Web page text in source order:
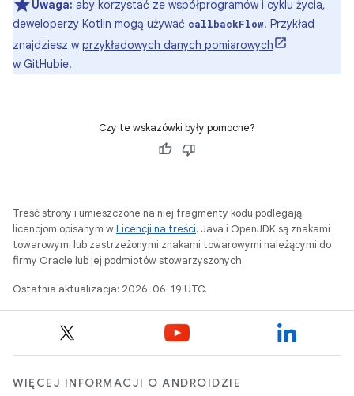
Uwaga: aby korzystać ze współprogramów i cyklu życia,
deweloperzy Kotlin mogą używać callbackFlow. Przykład
znajdziesz w przykładowych danych pomiarowych
w GitHubie.
Czy te wskazówki były pomocne?
Treść strony i umieszczone na niej fragmenty kodu podlegają
licencjom opisanym wLicencji na treści. Java i OpenJDK są znakami
towarowymi lub zastrzeżonymi znakami towarowymi należącymi do
firmy Oracle lub jej podmiotów stowarzyszonych.
Ostatnia aktualizacja: 2026-06-19 UTC.
WIĘCEJ INFORMACJI O ANDROIDZIE